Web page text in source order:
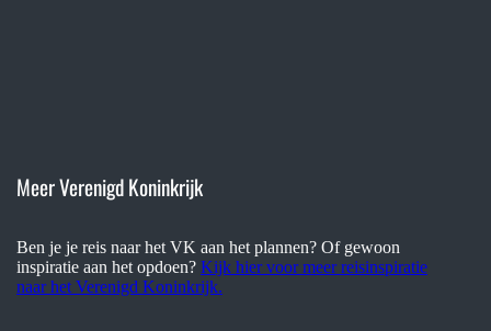
Meer Verenigd Koninkrijk
Ben je je reis naar het VK aan het plannen? Of gewoon
inspiratie aan het opdoen?Kijk hier voor meer reisinspiratie
naar het Verenigd Koninkrijk.